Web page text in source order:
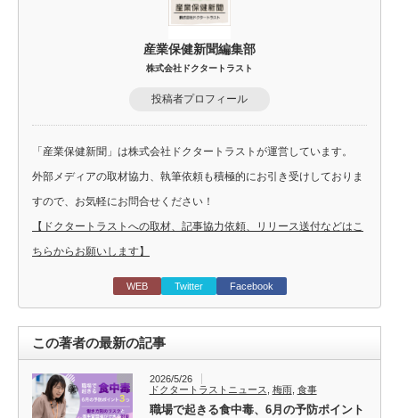
産業保健新聞編集部
株式会社ドクタートラスト
投稿者プロフィール
「産業保健新聞」は株式会社ドクタートラストが運営しています。
外部メディアの取材協力、執筆依頼も積極的にお引き受けしておりま
すので、お気軽にお問合せください！
【ドクタートラストへの取材、記事協力依頼、リリース送付などはこ
ちらからお願いします】
WEB Twitter Facebook
この著者の最新の記事
2026/5/26
ドクタートラストニュース
梅雨, 食事
職場で起きる食中毒、6月の予防ポイント